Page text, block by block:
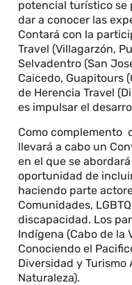
potencial turístico se
dar a conocer las
Contará con la
Travel (Villagarzón,
Selvadentro (San
Caicedo, Guapitours
de Herencia Travel
es impulsar el
Como complemento
llevará a cabo un
en el que se
oportunidad de
haciendo parte
Comunidades,
discapacidad. Los
Indígena (Cabo de la
Conociendo el
Diversidad y
Naturaleza).